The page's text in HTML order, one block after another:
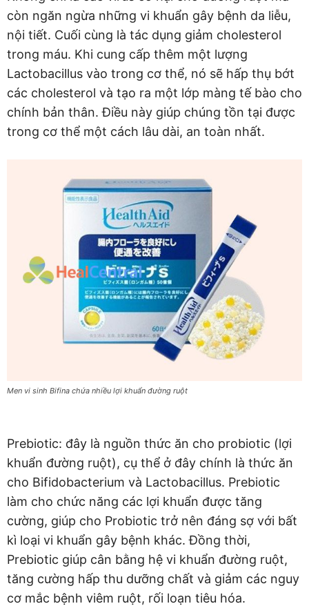
còn ngăn ngừa những vi khuẩn gây bệnh da liễu,
nội tiết. Cuối cùng là tác dụng giảm cholesterol
trong máu. Khi cung cấp thêm một lượng
Lactobacillus vào trong cơ thể, nó sẽ hấp thụ bớt
các cholesterol và tạo ra một lớp màng tế bào cho
chính bản thân. Điều này giúp chúng tồn tại được
trong cơ thể một cách lâu dài, an toàn nhất.
Men vi sinh Bifina chứa nhiều lợi khuẩn đường ruột
Prebiotic: đây là nguồn thức ăn cho probiotic (lợi
khuẩn đường ruột), cụ thể ở đây chính là thức ăn
cho Bifidobacterium và Lactobacillus. Prebiotic
làm cho chức năng các lợi khuẩn được tăng
cường, giúp cho Probiotic trở nên đáng sợ với bất
kì loại vi khuẩn gây bệnh khác. Đồng thời,
Prebiotic giúp cân bằng hệ vi khuẩn đường ruột,
tăng cường hấp thu dưỡng chất và giảm các nguy
cơ mắc bệnh viêm ruột, rối loạn tiêu hóa.